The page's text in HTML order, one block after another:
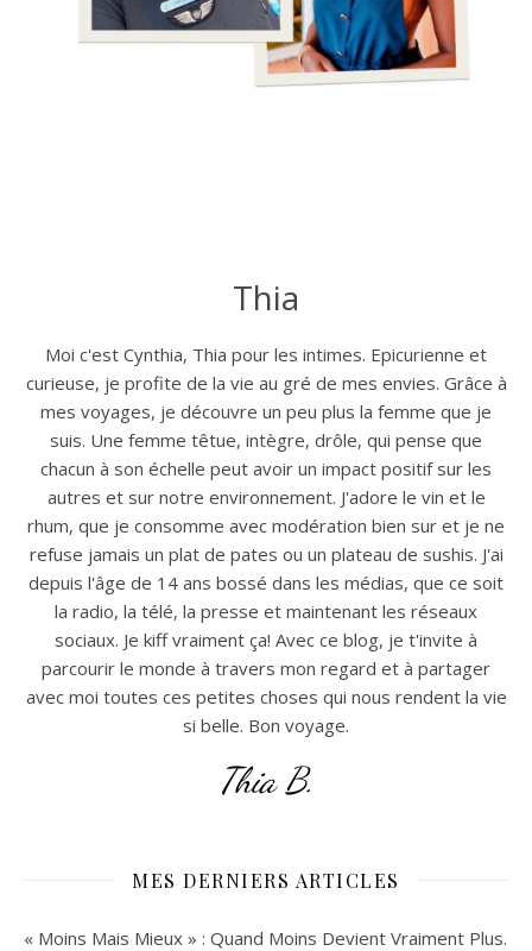
Thia
Moi c'est Cynthia, Thia pour les intimes. Epicurienne et
curieuse, je profite de la vie au gré de mes envies. Grâce à
mes voyages, je découvre un peu plus la femme que je
suis. Une femme têtue, intègre, drôle, qui pense que
chacun à son échelle peut avoir un impact positif sur les
autres et sur notre environnement. J'adore le vin et le
rhum, que je consomme avec modération bien sur et je ne
refuse jamais un plat de pates ou un plateau de sushis. J'ai
depuis l'âge de 14 ans bossé dans les médias, que ce soit
la radio, la télé, la presse et maintenant les réseaux
sociaux. Je kiff vraiment ça! Avec ce blog, je t'invite à
parcourir le monde à travers mon regard et à partager
avec moi toutes ces petites choses qui nous rendent la vie
si belle. Bon voyage.
Thia B.
MES DERNIERS ARTICLES
« Moins Mais Mieux » : Quand Moins Devient Vraiment Plus.